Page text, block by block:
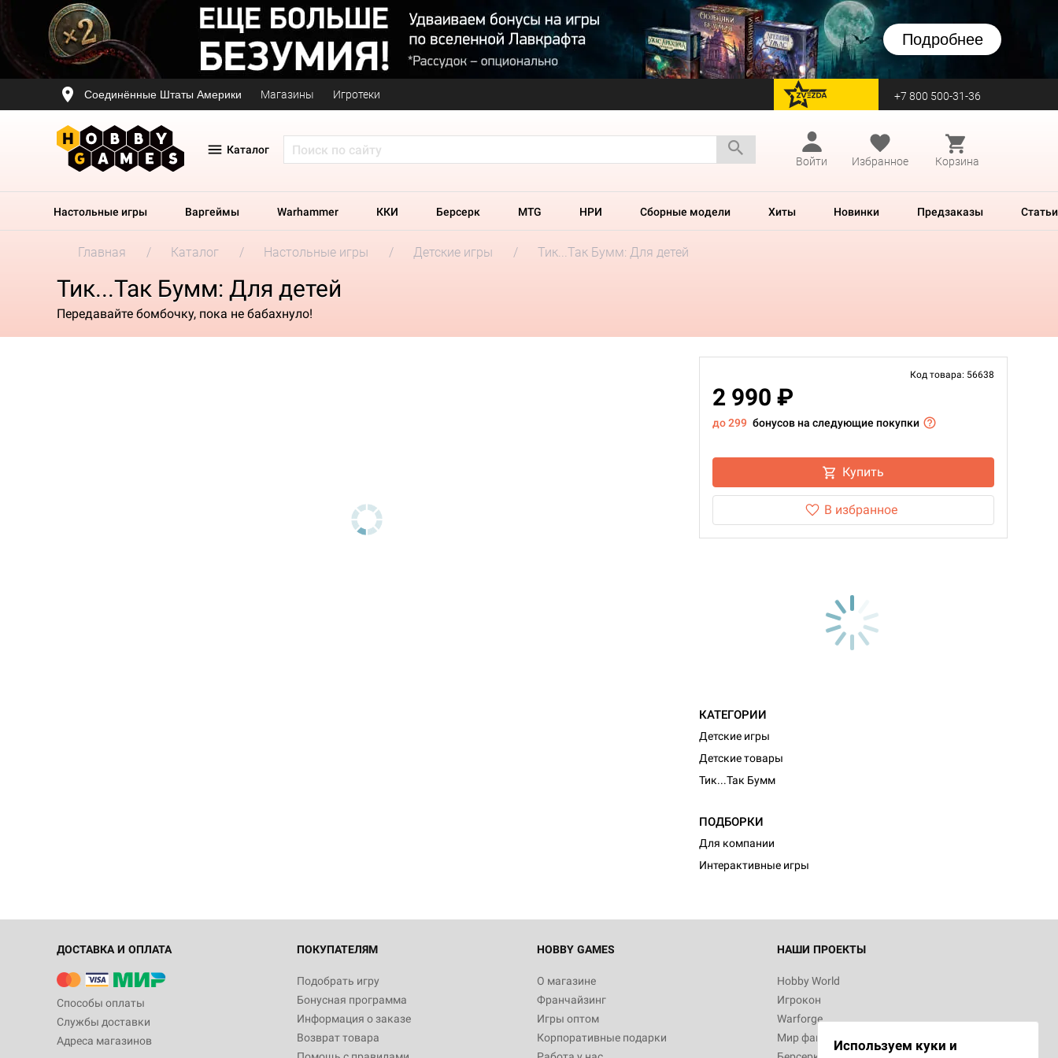
Подробнее
Соединённые Штаты Америки Магазины Игротеки перейти на Zvezda +7 800 500-31-36
Каталог
Войти
Избранное Корзина
Настольные игры Варгеймы Warhammer ККИ Берсерк MTG НРИ Сборные модели Хиты Новинки Предзаказы Статьи
Главная Каталог Настольные игры Детские игры Тик...Так Бумм: Для детей
Тик...Так Бумм: Для детей
Передавайте бомбочку, пока не бабахнуло!
Код товара: 56638
2 990 ₽
до 299 бонусов на следующие покупки
Купить
В избранное
КАТЕГОРИИ
Детские игры
Детские товары
Тик...Так Бумм
ПОДБОРКИ
Для компании
Интерактивные игры
ДОСТАВКА И ОПЛАТА
Способы оплаты
Службы доставки
Адреса магазинов
ПОКУПАТЕЛЯМ
Подобрать игру
Бонусная программа
Информация о заказе
Возврат товара
HOBBY GAMES
О магазине
Франчайзинг
Игры оптом
Корпоративные подарки
НАШИ ПРОЕКТЫ
Hobby World
Игрокон
Warforge
Мир фантастикиИспользуем куки и